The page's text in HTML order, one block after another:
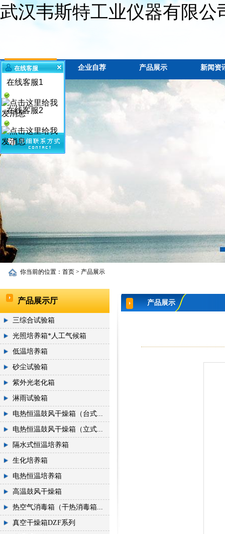
武汉韦斯特工业仪器有限公
网站首页 企业自荐 产品展示 新闻资
你当前的位置： 首页 > 产品展示
产品展示厅
三综合试验箱
光照培养箱*人工气候箱
低温培养箱
砂尘试验箱
紫外光老化箱
淋雨试验箱
电热恒温鼓风干燥箱（台式...
电热恒温鼓风干燥箱（立式...
隔水式恒温培养箱
生化培养箱
电热恒温培养箱
高温鼓风干燥箱
热空气消毒箱（干热消毒箱...
真空干燥箱DZF系列
产品展示
在线客服
在线客服1
在线客服2